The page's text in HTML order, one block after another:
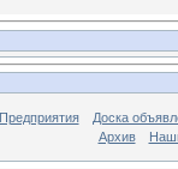
Предприятия
Доска
Архив